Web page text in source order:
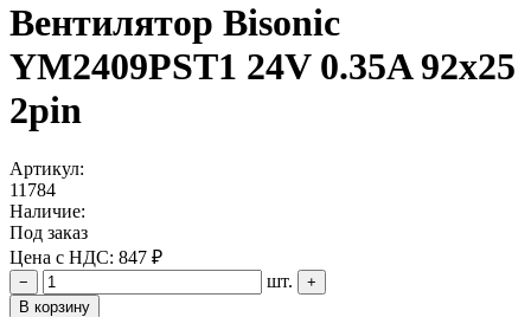
Вентилятор Bisonic
YM2409PST1 24V 0.35A 92x25
2pin
Артикул:
11784
Наличие:
Под заказ
Цена с НДС: 847 ₽
− шт.
+
В корзину